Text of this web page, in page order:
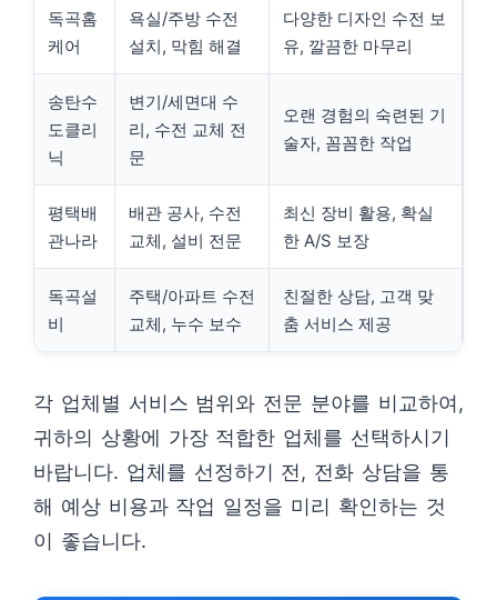
독곡홈
케어
욕실/주방 수전
설치, 막힘 해결
다양한 디자인 수전 보
유, 깔끔한 마무리
송탄수
도클리
닉
변기/세면대 수
리, 수전 교체 전
문
오랜 경험의 숙련된 기
술자, 꼼꼼한 작업
평택배
관나라
배관 공사, 수전
교체, 설비 전문
최신 장비 활용, 확실
한 A/S 보장
독곡설
비
주택/아파트 수전
교체, 누수 보수
친절한 상담, 고객 맞
춤 서비스 제공
각 업체별 서비스 범위와 전문 분야를 비교하여,
귀하의 상황에 가장 적합한 업체를 선택하시기
바랍니다. 업체를 선정하기 전, 전화 상담을 통
해 예상 비용과 작업 일정을 미리 확인하는 것
이 좋습니다.